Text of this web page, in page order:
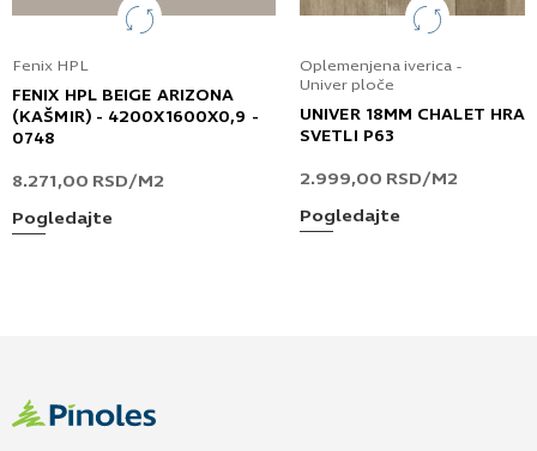
Fenix HPL
FENIX HPL BEIGE ARIZONA
(KAŠMIR) - 4200X1600X0,9 -
0748
8.271,00 RSD/M2
Pogledajte
Oplemenjena iverica -
Univer ploče
UNIVER 18MM CHALET
SVETLI P63
2.999,00 RSD/M2
Pogledajte